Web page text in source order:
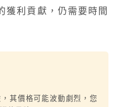
獲利貢獻，仍需要時間
其價格可能波動劇烈，您